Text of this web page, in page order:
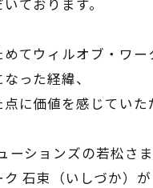
ております。
てウィルオブ・ワー
った経緯、
に価値を感じていた
ーションズの若松さ
石束（いしづか）が